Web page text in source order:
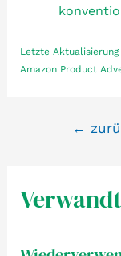
Letzte
Amazon Product
←